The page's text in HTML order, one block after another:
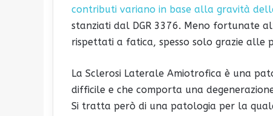
contributi variano in base alla gravità
stanziati dal DGR 3376. Meno fortunate
rispettati a fatica, spesso solo grazie alle
La Sclerosi Laterale Amiotrofica è una
difficile e che comporta una
Si tratta però di una patologia per la